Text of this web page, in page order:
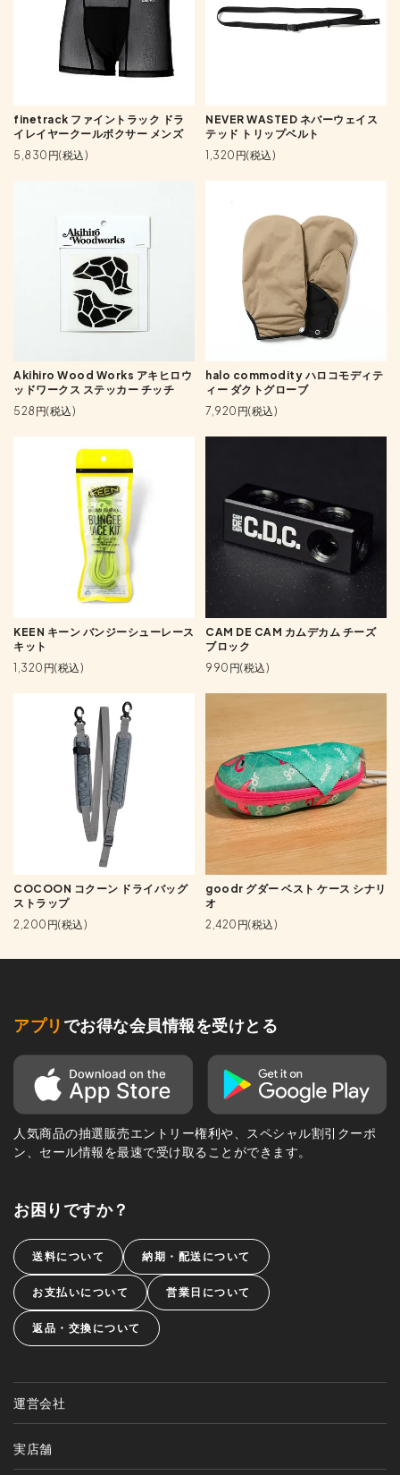
finetrack ファイントラック ドラ
イレイヤークールボクサー メンズ
5,830円(税込)
NEVER WASTED ネバーウェイス
テッド トリップベルト
1,320円(税込)
Akihiro Wood Works アキヒロウ
ッドワークス ステッカー チッチ
528円(税込)
halo commodity ハロコモディテ
ィー ダクトグローブ
7,920円(税込)
KEEN キーン バンジーシューレース
キット
1,320円(税込)
CAM DE CAM カムデカム チーズ
ブロック
990円(税込)
COCOON コクーン ドライバッグ
ストラップ
2,200円(税込)
goodr グダー ベスト ケース シナリ
オ
2,420円(税込)
アプリ でお得な会員情報を受けとる
人気商品の抽選販売エントリー権利や、スペシャル割引クーポ
ン、セール情報を最速で受け取ることができます。
お困りですか？
送料について 納期・配送について
お支払いについて 営業日について
返品・交換について
運営会社
実店舗